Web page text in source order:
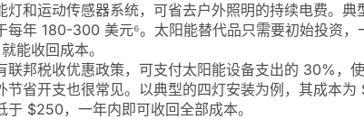
灯和运动传感器系统，可省去户外照明的持续电费。
每年 180-300 美元⁶。太阳能替代品只需要初始投资
能收回成本。
联邦税收优惠政策，可支付太阳能设备支出的 30%，
节省开支也很常见。以典型的四灯安装为例，其成本
于 $250，一年内即可收回全部成本。